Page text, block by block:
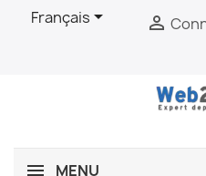
Français 
MENU